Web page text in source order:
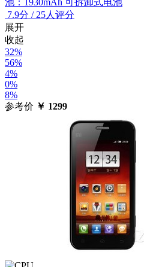
7.9分 / 25人评分
展开
收起
32%
56%
4%
0%
8%
参考价 ￥ 1299